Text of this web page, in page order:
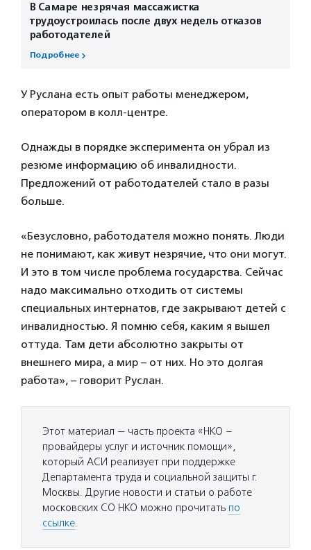
В Самаре незрячая массажистка
трудоустроилась после двух недель отказов
работодателей
Подробнее
У Руслана есть опыт работы менеджером,
оператором в колл-центре.
Однажды в порядке эксперимента он убрал из
резюме информацию об инвалидности.
Предложений от работодателей стало в разы
больше.
«Безусловно, работодателя можно понять. Люди
не понимают, как живут незрячие, что они могут.
И это в том числе проблема государства. Сейчас
надо максимально отходить от системы
специальных интернатов, где закрывают детей с
инвалидностью. Я помню себя, каким я вышел
оттуда. Там дети абсолютно закрыты от
внешнего мира, а мир – от них. Но это долгая
работа», – говорит Руслан.
Этот материал — часть проекта «НКО –
провайдеры услуг и источник помощи»,
который АСИ реализует при поддержке
Департамента труда и социальной защиты г.
Москвы. Другие новости и статьи о работе
московских СО НКО можно прочитать по
ссылке.